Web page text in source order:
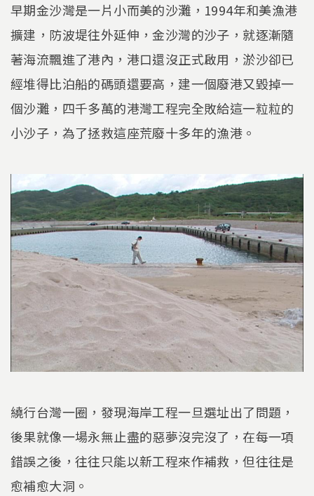
早期金沙灣是一片小而美的沙灘，1994年和美漁港
擴建，防波堤往外延伸，金沙灣的沙子，就逐漸隨
著海流飄進了港內，港口還沒正式啟用，淤沙卻已
經堆得比泊船的碼頭還要高，建一個廢港又毀掉一
個沙灘，四千多萬的港灣工程完全敗給這一粒粒的
小沙子，為了拯救這座荒廢十多年的漁港。
繞行台灣一圈，發現海岸工程一旦選址出了問題，
後果就像一場永無止盡的惡夢沒完沒了，在每一項
錯誤之後，往往只能以新工程來作補救，但往往是
愈補愈大洞。